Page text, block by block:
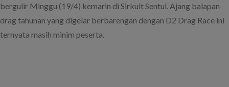
bergulir Minggu (19/4) kemarin di Sirkuit Sentul. Ajang balapan
drag tahunan yang digelar berbarengan dengan D2 Drag Race ini
ternyata masih minim peserta.